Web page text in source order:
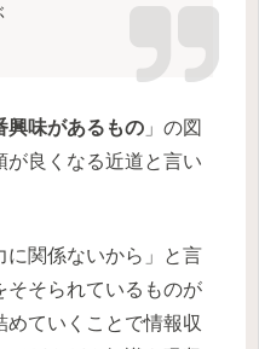
興味があるもの 」の図
が良くなる近道と言い
に関係ないから」と言
そそられているものが
ていくことで情報収